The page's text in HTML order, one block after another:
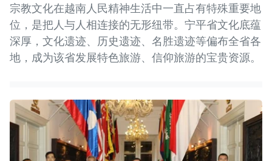
宗教文化在越南人民精神生活中一直占有特殊重要地
位，是把人与人相连接的无形纽带。宁平省文化底蕴
深厚，文化遗迹、历史遗迹、名胜遗迹等偏布全省各
地，成为该省发展特色旅游、信仰旅游的宝贵资源。